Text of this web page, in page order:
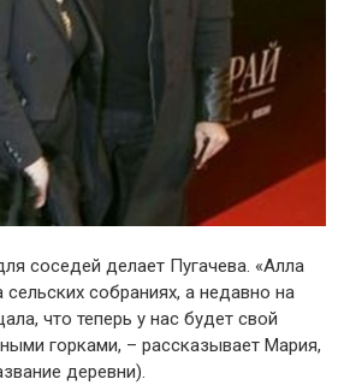
соседей делает Пугачева. «Алла
собраниях, а недавно на
что теперь у нас будет свой
горками, – рассказывает Мария,
деревни).